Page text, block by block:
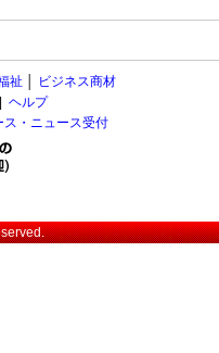
祉
ビジネス商材
ヘルプ
ス・ニュース受付